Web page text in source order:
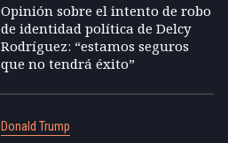
Opinión sobre el intento de robo
de identidad política de Delcy
Rodríguez: “estamos seguros
que no tendrá éxito”
Donald Trump